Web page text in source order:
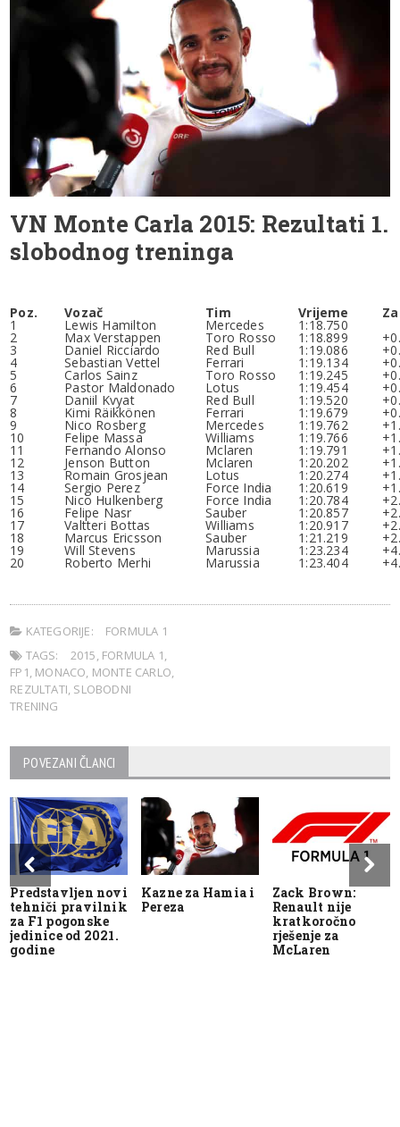
VN Monte Carla 2015: Rezultati 1.
slobodnog treninga
Poz.
Vozač Tim Vrijeme
1 Lewis Hamilton Mercedes 1:18.750
2 Max Verstappen Toro Rosso 1:18.899
3 Daniel Ricciardo Red Bull 1:19.086
4 Sebastian Vettel Ferrari 1:19.134
5 Carlos Sainz Toro Rosso 1:19.245
6 Pastor Maldonado Lotus 1:19.454
7 Daniil Kvyat Red Bull 1:19.520
8 Kimi Räikkönen Ferrari 1:19.679
9 Nico Rosberg Mercedes 1:19.762
10 Felipe Massa Williams 1:19.766
11 Fernando Alonso Mclaren 1:19.791
12 Jenson Button Mclaren 1:20.202
13 Romain Grosjean Lotus 1:20.274
14 Sergio Perez Force India 1:20.619
15 Nico Hulkenberg Force India 1:20.784
16 Felipe Nasr Sauber 1:20.857
17 Valtteri Bottas Williams 1:20.917
18 Marcus Ericsson Sauber 1:21.219
19 Will Stevens Marussia 1:23.234
20 Roberto Merhi Marussia 1:23.404
KATEGORIJE:
FORMULA 1
TAGS:
2015, FORMULA 1,
FP1, MONACO, MONTE CARLO,
REZULTATI, SLOBODNI
TRENING
POVEZANI ČLANCI
Predstavljen novi
tehniči pravilnik
za F1 pogonske
jedinice od 2021.
godine
Kazne za Hamia i
Pereza
Zack Brown:
Renault nije
kratkoročno
rješenje za
McLaren